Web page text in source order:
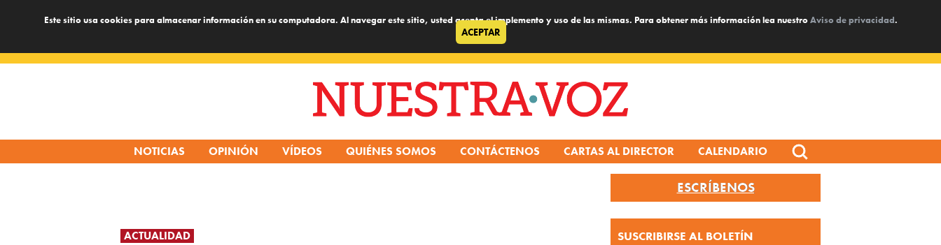
Este sitio usa cookies para almacenar información en su computadora. Al navegar este sitio, usted acepta el implemento y uso de las mismas. Para obtener más información lea nuestroAviso de privacidad.
ACEPTAR
NOTICIAS OPINIÓN VÍDEOS QUIÉNES SOMOS CONTÁCTENOS CARTAS AL DIRECTOR CALENDARIO
Search
for:
ACTUALIDAD
ESCRÍBENOS
SUSCRIBIRSE AL BOLETÍN